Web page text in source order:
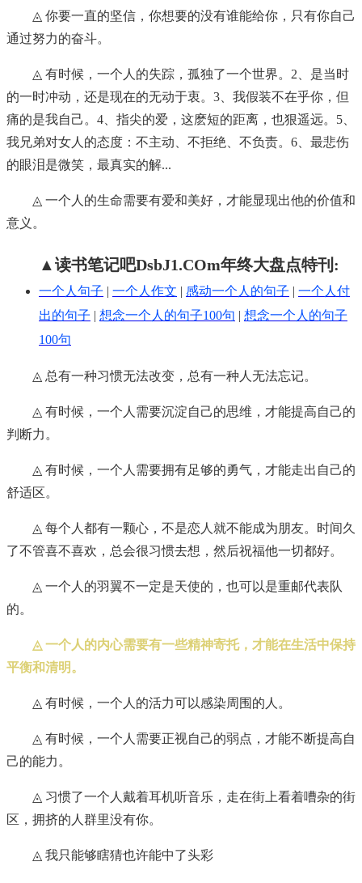
◬ 你要一直的坚信，你想要的没有谁能给你，只有你自己
通过努力的奋斗。
◬ 有时候，一个人的失踪，孤独了一个世界。2、是当时
的一时冲动，还是现在的无动于衷。3、我假装不在乎你，但
痛的是我自己。4、指尖的爱，这麽短的距离，也狠遥远。5、
我兄弟对女人的态度：不主动、不拒绝、不负责。6、最悲伤
的眼泪是微笑，最真实的解...
◬ 一个人的生命需要有爱和美好，才能显现出他的价值和
意义。
▲读书笔记吧DsbJ1.COm年终大盘点特刊:
一个人句子 | 一个人作文 | 感动一个人的句子 | 一个人付
出的句子 | 想念一个人的句子100句 | 想念一个人的句子
100句
◬ 总有一种习惯无法改变，总有一种人无法忘记。
◬ 有时候，一个人需要沉淀自己的思维，才能提高自己的
判断力。
◬ 有时候，一个人需要拥有足够的勇气，才能走出自己的
舒适区。
◬ 每个人都有一颗心，不是恋人就不能成为朋友。时间久
了不管喜不喜欢，总会很习惯去想，然后祝福他一切都好。
◬ 一个人的羽翼不一定是天使的，也可以是重邮代表队
的。
◬ 一个人的内心需要有一些精神寄托，才能在生活中保持
平衡和清明。
◬ 有时候，一个人的活力可以感染周围的人。
◬ 有时候，一个人需要正视自己的弱点，才能不断提高自
己的能力。
◬ 习惯了一个人戴着耳机听音乐，走在街上看着嘈杂的街
区，拥挤的人群里没有你。
◬ 我只能够瞎猜也许能中了头彩